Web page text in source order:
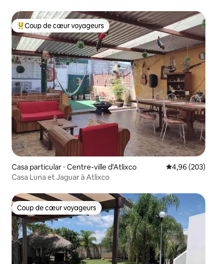
Coups de cœur voyageurs les plus appréciés
Coup de cœur voyageurs
Casa particular ⋅ Centre-ville d'Atlixco Évaluation
4,96 (203)
Casa Luna et Jaguar à Atlixco
Coup de cœur voyageurs
Coup de cœur voyageurs